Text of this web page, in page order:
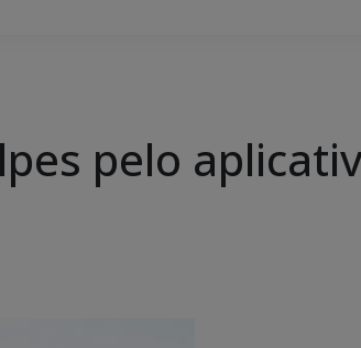
pelo